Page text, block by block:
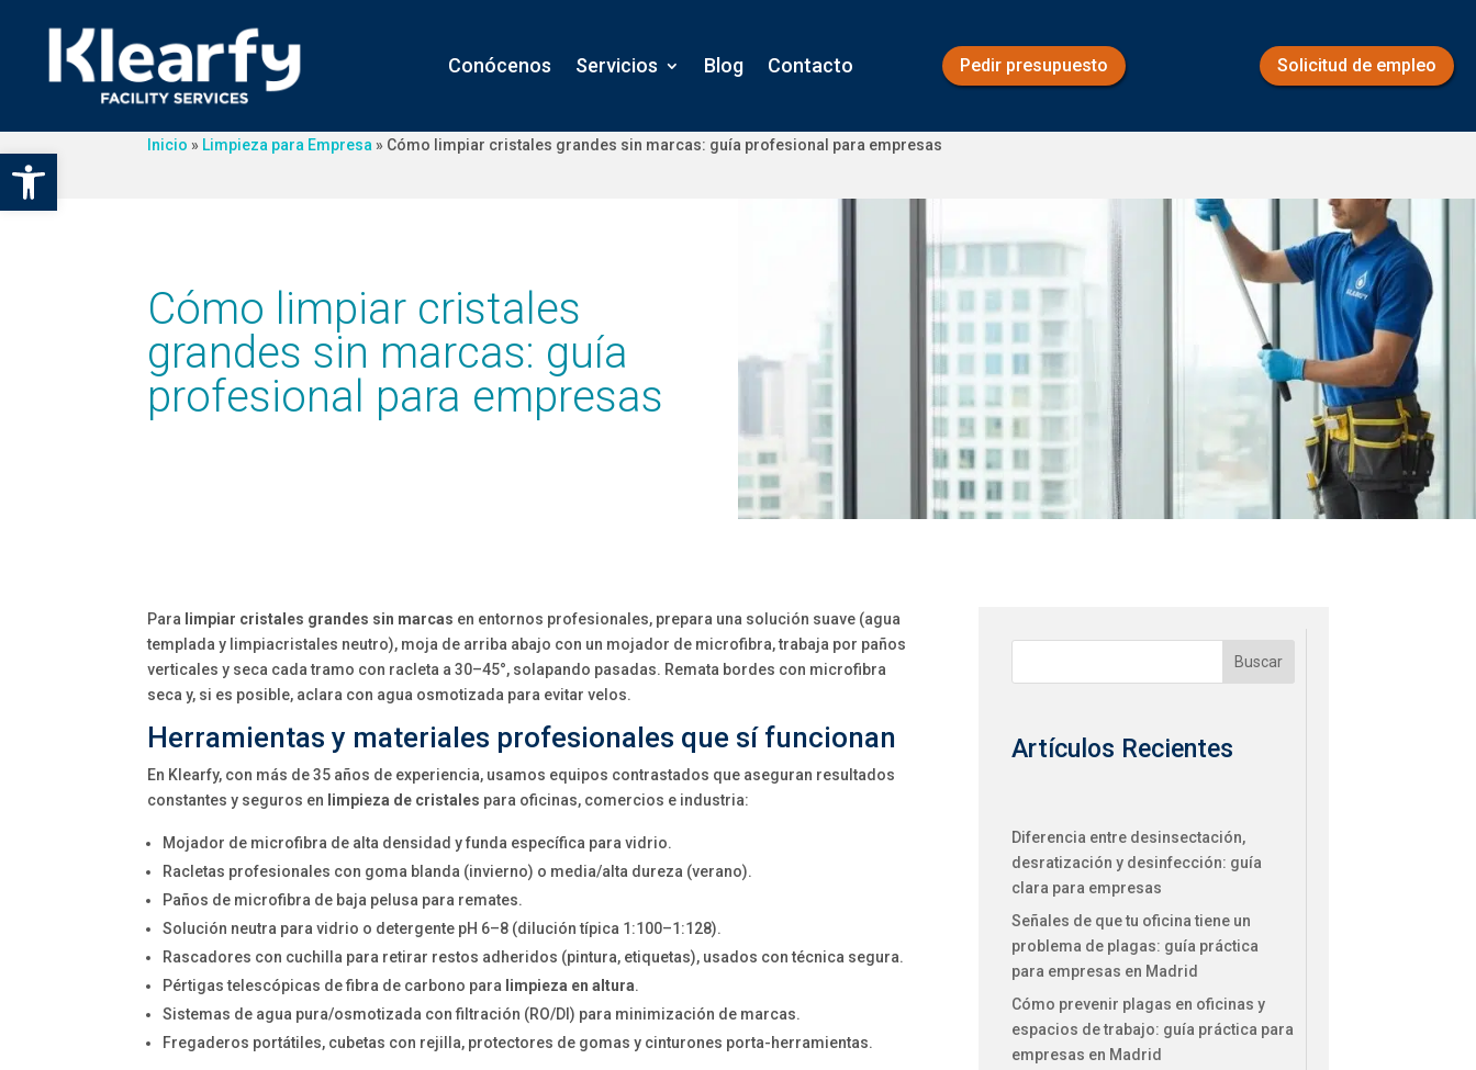
Abrir barra de herramientas
Conócenos Servicios Blog Contacto Pedir presupuesto Solicitud de empleo
Inicio » Limpieza para Empresa » Cómo limpiar cristales grandes sin marcas: guía profesional para empresas
Cómo limpiar cristales
grandes sin marcas: guía
profesional para empresas
Para limpiar cristales grandes sin marcas en entornos profesionales, prepara una solución suave (agua
templada y limpiacristales neutro), moja de arriba abajo con un mojador de microfibra, trabaja por paños
verticales y seca cada tramo con racleta a 30–45°, solapando pasadas. Remata bordes con microfibra
seca y, si es posible, aclara con agua osmotizada para evitar velos.
Herramientas y materiales profesionales que sí funcionan
En Klearfy, con más de 35 años de experiencia, usamos equipos contrastados que aseguran resultados
constantes y seguros en limpieza de cristales para oficinas, comercios e industria:
Mojador de microfibra de alta densidad y funda específica para vidrio.
Racletas profesionales con goma blanda (invierno) o media/alta dureza (verano).
Paños de microfibra de baja pelusa para remates.
Solución neutra para vidrio o detergente pH 6–8 (dilución típica 1:100–1:128).
Rascadores con cuchilla para retirar restos adheridos (pintura, etiquetas), usados con técnica segura.
Pértigas telescópicas de fibra de carbono para limpieza en altura.
Sistemas de agua pura/osmotizada con filtración (RO/DI) para minimización de marcas.
Fregaderos portátiles, cubetas con rejilla, protectores de gomas y cinturones porta-herramientas.
Buscar
Artículos Recientes
Diferencia entre desinsectación,
desratización y desinfección: guía
clara para empresas
Señales de que tu oficina tiene un
problema de plagas: guía práctica
para empresas en Madrid
Cómo prevenir plagas en oficinas y
espacios de trabajo: guía práctica para
empresas en Madrid